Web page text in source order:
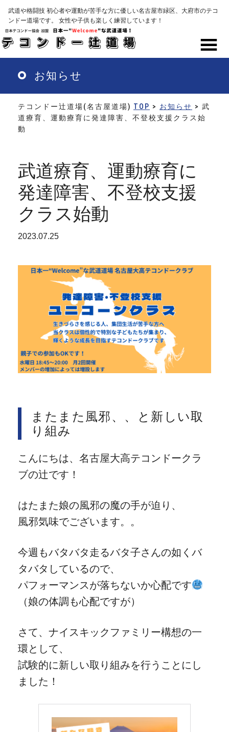
Skip
main
content
武道や格闘技 初心者や運動が苦手な方に優しい名古屋市緑区、大府市のテコ
ンドー道場です。 女性や子供も楽しく練習しています！
お知らせ
テコンドー辻道場(名古屋道場) TOP > お知らせ > 武
道療育、運動療育に発達障害、不登校支援クラス始
動
武道療育、運動療育に
発達障害、不登校支援
クラス始動
2023.07.25
またまた風邪、、と新しい取
り組み
こんにちは、名古屋大高テコンドークラ
ブの辻です！
はたまた娘の風邪の魔の手が迫り、
風邪気味でございます。。
今週もバタバタ走るバタ子さんの如くバ
タバタしているので、
パフォーマンスが落ちないか心配です
（娘の体調も心配ですが）
さて、ナイスキックファミリー構想の一
環として、
試験的に新しい取り組みを行うことにし
ました！